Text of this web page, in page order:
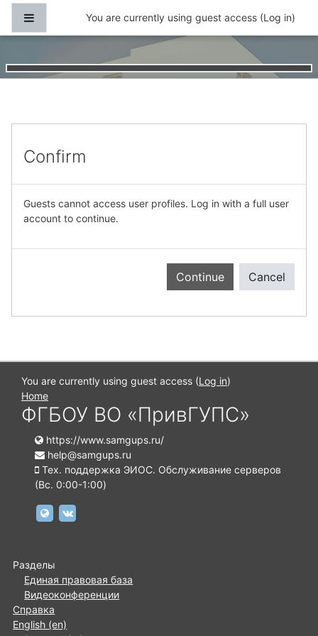
Skip to main content
Side panelYou are currently using guest access (Log in)
Confirm
Guests cannot access user profiles. Log in with a full user
account to continue.
Continue Cancel
You are currently using guest access (Log in)
Home
ФГБОУ ВО «ПривГУПС»
https://www.samgups.ru/
help@samgups.ru
Тех. поддержка ЭИОС. Обслуживание серверов
(Вc. 0:00-1:00)
https://www.samgups.ru
Разделы
Единая правовая база
Видеоконференции
Справка
English ‎(en)‎